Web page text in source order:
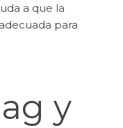
a que la
para
y